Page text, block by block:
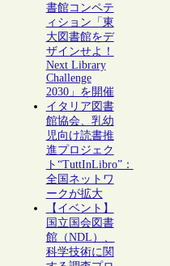
書館コンペテ
ィション「東
大図書館をデ
ザインせよ！
Next Library
Challenge
2030」を開催
イタリア図書
館協会、乳幼
児向け読書推
進プロジェク
ト“TuttInLibro”：
全国ネットワ
ークが拡大
【イベント】
国立国会図書
館（NDL）、
科学技術に関